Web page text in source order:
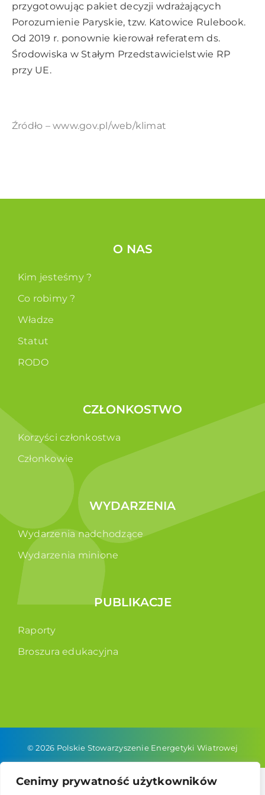
Cenimy prywatność użytkowników
przygotowując pakiet decyzji wdrażających
Porozumienie Paryskie, tzw. Katowice Rulebook.
Od 2019 r. ponownie kierował referatem ds.
Środowiska w Stałym Przedstawicielstwie RP
przy UE.
Źródło – www.gov.pl/web/klimat
O NAS
Kim jesteśmy ?
Co robimy ?
Władze
Statut
RODO
CZŁONKOSTWO
Korzyści członkostwa
Członkowie
WYDARZENIA
Wydarzenia nadchodzące
Wydarzenia minione
PUBLIKACJE
Raporty
Broszura edukacyjna
© 2026 Polskie Stowarzyszenie Energetyki Wiatrowej